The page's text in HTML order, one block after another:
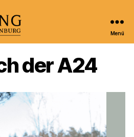
Menü
der A24